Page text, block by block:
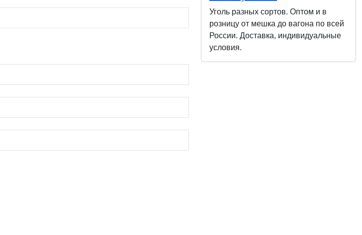
Уголь разных сортов. Оптом и в
розницу от мешка до вагона по всей
России. Доставка, индивидуальные
условия.